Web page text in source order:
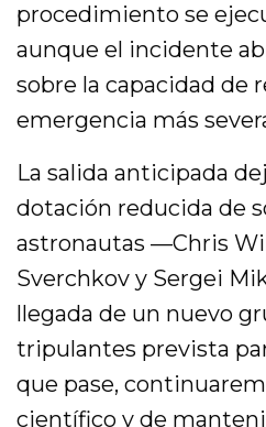
procedimiento se
aunque el incidente
sobre la capacidad de
emergencia más
La salida anticipada
dotación reducida de
astronautas —Chris
Sverchkov y Sergei
llegada de un nuevo
tripulantes prevista
que pase,
científico y de